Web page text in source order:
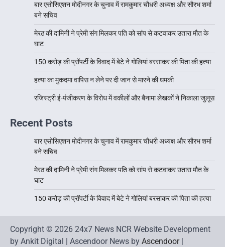
बार एसोसिएशन मोदीनगर के चुनाव में रामकुमार चौधरी अध्यक्ष और सौरभ शर्मा
बने सचिव
मेरठ की दामिनी ने प्रेमी संग मिलकर पति को सांप से कटवाकर उतारा मौत के
घाट
150 करोड़ की प्रॉपर्टी के विवाद में बेटे ने गोलियां बरसाकर की पिता की हत्या
हत्या का मुकदमा वापिस न लेने पर दी जान से मारने की धमकी
रजिस्ट्री ई-पंजीकरण के विरोध में वकीलों और बैनामा लेखकों ने निकाला जुलूस
Recent Posts
बार एसोसिएशन मोदीनगर के चुनाव में रामकुमार चौधरी अध्यक्ष और सौरभ शर्मा
बने सचिव
मेरठ की दामिनी ने प्रेमी संग मिलकर पति को सांप से कटवाकर उतारा मौत के
घाट
150 करोड़ की प्रॉपर्टी के विवाद में बेटे ने गोलियां बरसाकर की पिता की हत्या
Copyright © 2026 24x7 News NCR Website Development
by Ankit Digital | Ascendoor News by Ascendoor|